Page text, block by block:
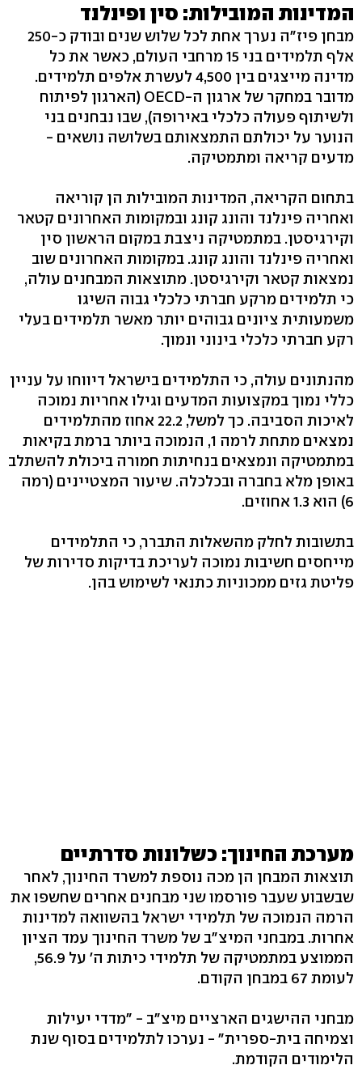
המדינות המובילות: סין ופינלנד
מבחן פיז"ה נערך אחת לכל שלוש שנים ובודק כ-250
אלף תלמידים בני 15 מרחבי העולם, כאשר את כל
מדינה מייצגים בין 4,500 לעשרת אלפים תלמידים.
מדובר במחקר של ארגון ה-OECD (הארגון לפיתוח
ולשיתוף פעולה כלכלי באירופה), שבו נבחנים בני
הנוער על יכולתם התמצאותם בשלושה נושאים -
מדעים קריאה ומתמטיקה.
בתחום הקריאה, המדינות המובילות הן קוריאה
ואחריה פינלנד והונג קונג ובמקומות האחרונים קטאר
וקירגיסטן. במתמטיקה ניצבת במקום הראשון סין
ואחריה פינלנד והונג קונג. במקומות האחרונים שוב
נמצאות קטאר וקירגיסטן. מתוצאות המבחנים עולה,
כי תלמידים מרקע חברתי כלכלי גבוה השיגו
משמעותית ציונים גבוהים יותר מאשר תלמידים בעלי
רקע חברתי כלכלי בינוני ונמוך.
מהנתונים עולה, כי התלמידים בישראל דיווחו על עניין
כללי נמוך במקצועות המדעים וגילו אחריות נמוכה
לאיכות הסביבה. כך למשל, 22.2 אחוז מהתלמידים
נמצאים מתחת לרמה 1, הנמוכה ביותר ברמת בקיאות
במתמטיקה ונמצאים בנחיתות חמורה ביכולת להשתלב
באופן מלא בחברה ובכלכלה. שיעור המצטיינים (רמה
6) הוא 1.3 אחוזים.
בתשובות לחלק מהשאלות התברר, כי התלמידים
מייחסים חשיבות נמוכה לעריכת בדיקות סדירות של
פליטת גזים ממכוניות כתנאי לשימוש בהן.
מערכת החינוך: כשלונות סדרתיים
תוצאות המבחן הן מכה נוספת למשרד החינוך, לאחר
שבשבוע שעבר פורסמו שני מבחנים אחרים שחשפו את
הרמה הנמוכה של תלמידי ישראל בהשוואה למדינות
אחרות. במבחני המיצ"ב של משרד החינוך עמד הציון
הממוצע במתמטיקה של תלמידי כיתות ה' על 56.9,
לעומת 67 במבחן הקודם.
מבחני ההישגים הארציים מיצ"ב - "מדדי יעילות
וצמיחה בית-ספרית" - נערכו לתלמידים בסוף שנת
הלימודים הקודמת.